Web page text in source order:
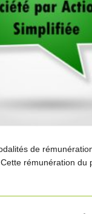
de
rémunération du